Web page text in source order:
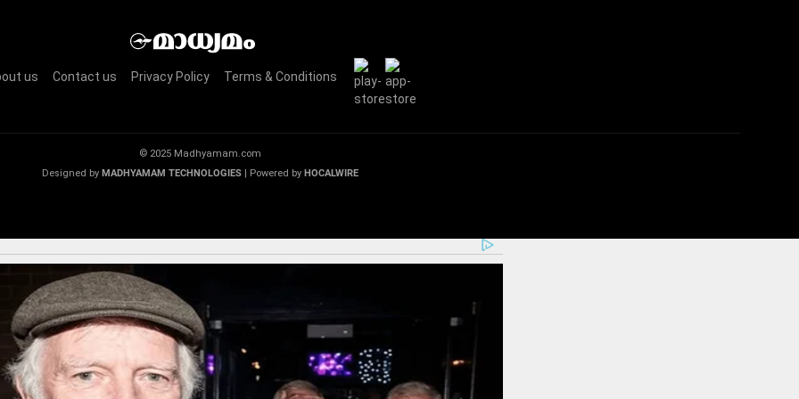
us Contact us Privacy Policy Terms & Conditions
© 2025 Madhyamam.com
Designed by MADHYAMAM TECHNOLOGIES| Powered by HOCALWIRE